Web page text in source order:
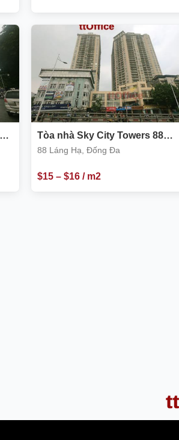
Tòa nhà Sky City Towers 88
Láng Hạ, Đống Đa
88 Láng Hạ, Đống Đa
$15– $16/ m2